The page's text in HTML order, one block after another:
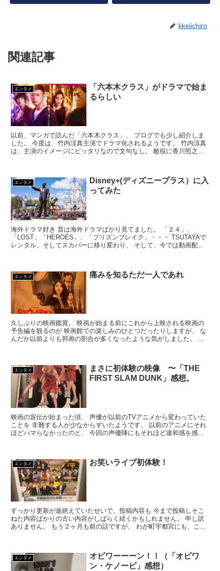
kkeiichiro
関連記事
エンタメ
「六本木クラス」がドラマで始ま
るらしい
以前、マンガで読んだ「六本木クラス」、 ブログでも少し紹介しま
した。 今度は、竹内涼真主演でドラマ化されるようです。 竹内涼真
は、主演のイメージにピッタリなので文句なし。 敵役に香川照之、
エンタメ
Disney+(ディズニープラス）に入
ってみた
海外ドラマ好き 昔は海外ドラマばかり見てました。 「２４」、
「LOST」「HEROES」、「プリズンブレイク」・・・ TSUTAYAで
レンタル、そしてスカパーに移り変わり、 そして、今では動画配信
エンタメ 痛みを知るただ一人であれ
久しぶりの映画鑑賞。 映画が始まる前にこれから上映される映画の
予告編を観るのが 映画館での楽しみのひとつだったりしますが、 な
んだか以前よりも邦画の割合が多くなったような気がしました。 ハ
エンタメ
まさに初体験の映像 〜「THE
FIRST SLAM DUNK」感想。
映画の宣伝が始まった頃、 声優が以前のTVアニメから変わっていた
ことを 非難する人が少なからずいたようです。 以前のアニメにそれ
ほどハマらなかったのと、 今回の声優陣にもそれほど違和感を感じ
エンタメ お笑いライブ初体験！
すっかり更新が途絶えていたせいで、投稿内容も 今まで投稿しそこ
ねた内容ばかりの古い内容がしばらく続くかもしれません。 申し訳
ありません。 もう２ヶ月も前の話ですが、 わが町宇都宮にも、こん
エンタメ
オビワーーーン！！（「オビワ
ン・ケノービ」感想）